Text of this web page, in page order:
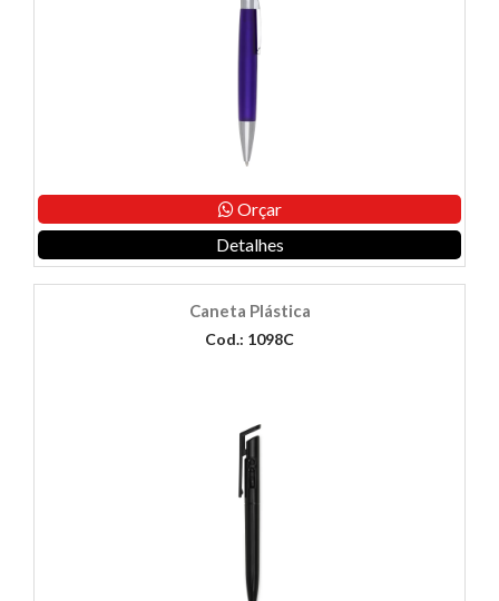
Orçar
Detalhes
Caneta Plástica
Cod.: 1098C